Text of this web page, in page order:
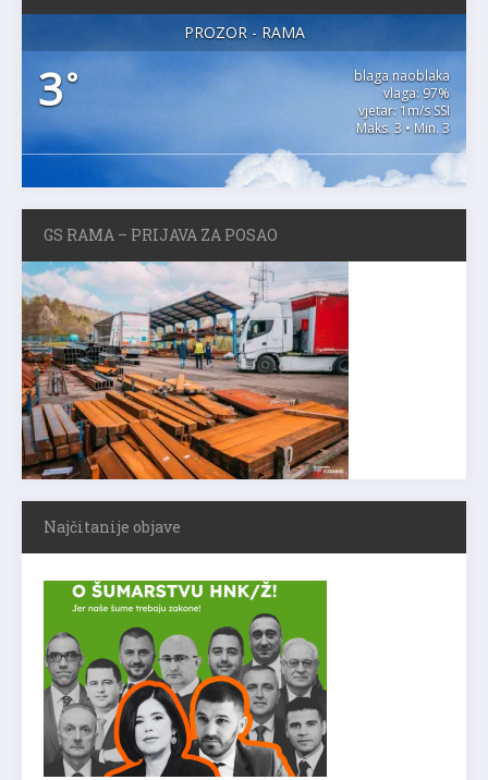
PROZOR - RAMA
3°
blaga naoblaka
vlaga: 97%
vjetar: 1m/s SSI
Maks. 3 • Min. 3
GS RAMA – PRIJAVA ZA POSAO
Najčitanije objave